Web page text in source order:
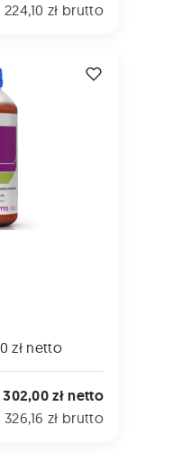
224,10 zł brutto
zł netto
302,00 zł netto
326,16 zł brutto